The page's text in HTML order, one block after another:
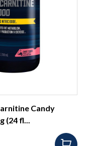
Candy
(24 fl...